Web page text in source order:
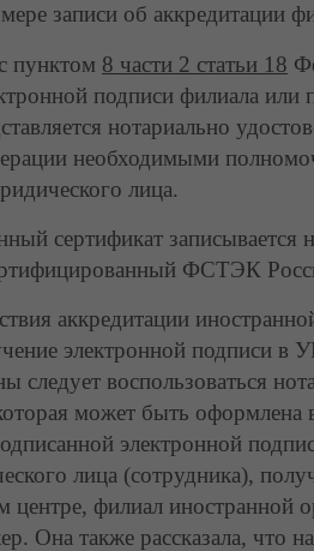
записи об аккредитации
пунктом 8 части 2 статьи 18
подписи филиала или
нотариально
необходимыми
лица.
сертификат записывается
ФСТЭК
аккредитации
электронной подписи
следует воспользоваться
может быть
электронной
лица (сотрудника),
филиал иностранной
Она также рассказала,